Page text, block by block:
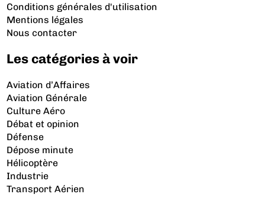
Conditions générales d'utilisation
Mentions légales
Nous contacter
Les catégories à voir
Aviation d’Affaires
Aviation Générale
Culture Aéro
Débat et opinion
Défense
Dépose minute
Hélicoptère
Industrie
Transport Aérien